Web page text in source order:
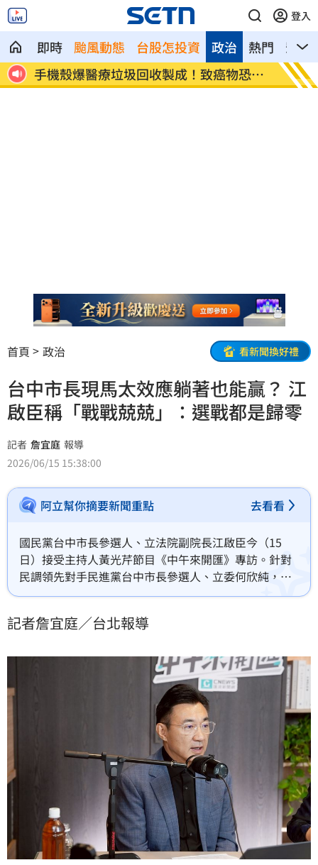
登入
即時 颱風動態 台股怎投資 熱門 影音
政治
情 手機殼爆醫療垃圾回收製成！致癌物恐超
標
姜厚
嗆
首頁 政治 看新聞換好禮
台中市長現馬太效應躺著也能贏？ 江
啟臣稱「戰戰兢兢」：選戰都是歸零
記者 詹宜庭 報導
2026/06/15 15:38:00
阿立幫你摘要新聞重點 去看看
國民黨台中市長參選人、立法院副院長江啟臣今（15
日）接受主持人黃光芹節目《中午來開匯》專訪。針對
民調領先對手民進黨台中市長參選人、立委何欣純，外
界疑惑台中選情是否出現「馬太效應」（形容「多者愈
應，所有選戰都是「歸零」，一切重新開始去檢視戰
面對的是市民。
記者詹宜庭／台北報導